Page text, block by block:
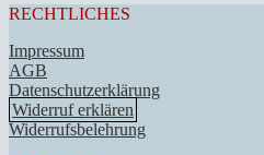
RECHTLICHES
Impressum
AGB
Datenschutzerklärung
Widerruf erklären
Widerrufsbelehrung